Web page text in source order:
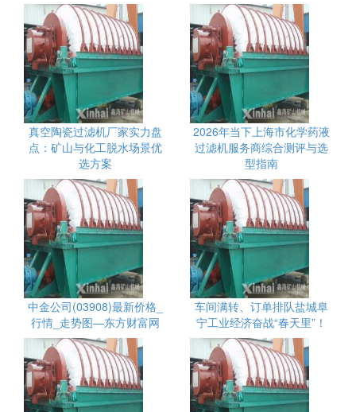
真空陶瓷过滤机厂家实力盘
点：矿山与化工脱水场景优
选方案
2026年当下上海市化学药液
过滤机服务商综合测评与选
型指南
中金公司(03908)最新价格_
行情_走势图—东方财富网
车间满转、订单排队盐城阜
宁工业经济奋战“春天里”！